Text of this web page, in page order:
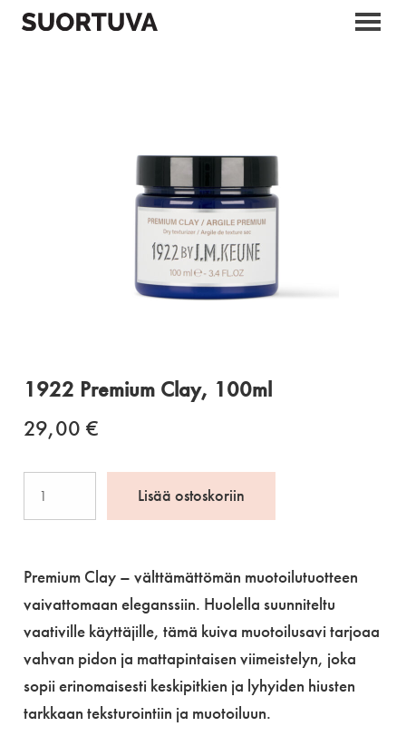
1922 Premium Clay, 100ml
29,00 €
100ml
määrä
Lisää ostoskoriin
Premium Clay – välttämättömän muotoilutuotteen
vaivattomaan eleganssiin. Huolella suunniteltu
vaativille käyttäjille, tämä kuiva muotoilusavi tarjoaa
vahvan pidon ja mattapintaisen viimeistelyn, joka
sopii erinomaisesti keskipitkien ja lyhyiden hiusten
tarkkaan teksturointiin ja muotoiluun.